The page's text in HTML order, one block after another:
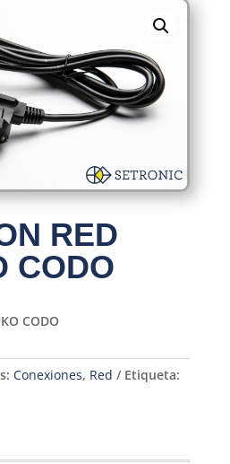
RED
CODO
CODO
Conexiones, Red
Etiqueta: